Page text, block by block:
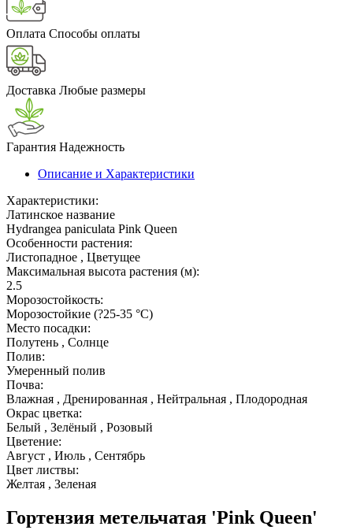
Оплата Способы оплаты
Доставка Любые размеры
Гарантия Надежность
Описание и Характеристики
Характеристики:
Латинское название
Hydrangea paniculata Pink Queen
Особенности растения:
Листопадное , Цветущее
Максимальная высота растения (м):
2.5
Морозостойкость:
Морозостойкие (?25-35 °С)
Место посадки:
Полутень , Солнце
Полив:
Умеренный полив
Почва:
Влажная , Дренированная , Нейтральная , Плодородная
Окрас цветка:
Белый , Зелёный , Розовый
Цветение:
Август , Июль , Сентябрь
Цвет листвы:
Желтая , Зеленая
Гортензия метельчатая 'Pink Queen'